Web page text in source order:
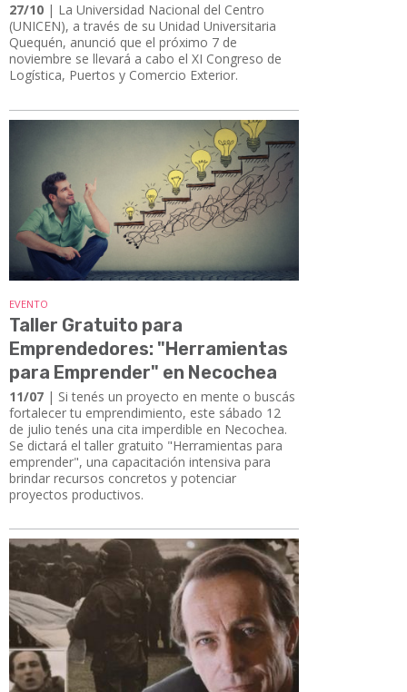
27/10 | La Universidad Nacional del Centro
(UNICEN), a través de su Unidad Universitaria
Quequén, anunció que el próximo 7 de
noviembre se llevará a cabo el XI Congreso de
Logística, Puertos y Comercio Exterior.
EVENTO
Taller Gratuito para
Emprendedores: "Herramientas
para Emprender" en Necochea
11/07 | Si tenés un proyecto en mente o buscás
fortalecer tu emprendimiento, este sábado 12
de julio tenés una cita imperdible en Necochea.
Se dictará el taller gratuito "Herramientas para
emprender", una capacitación intensiva para
brindar recursos concretos y potenciar
proyectos productivos.